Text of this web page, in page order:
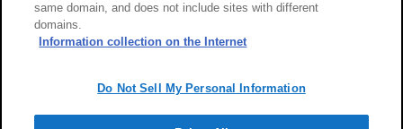
サイトのご利用について
勧誘方針
same domain, and does not include sites with different
domains.
Information collection on the Internet
Do Not Sell My Personal Information